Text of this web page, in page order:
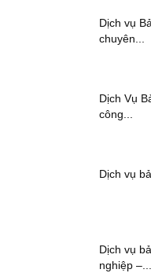
Dịch vụ
chuyên...
Dịch Vụ
công...
Dịch vụ
Dịch vụ
nghiệp –...